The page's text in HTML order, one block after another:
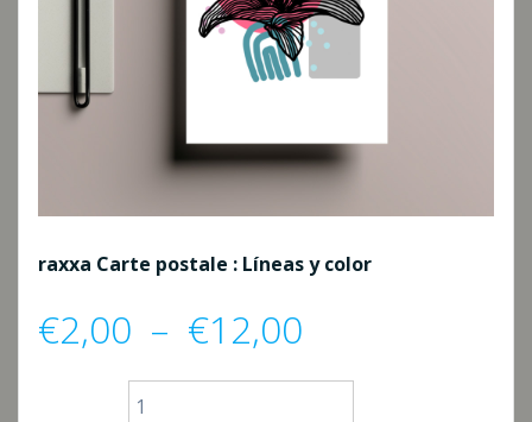
raxxa Carte postale : Líneas y color
€2,00 – €12,00
de
1